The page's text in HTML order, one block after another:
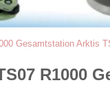
Gesamtstation Arktis
R1000